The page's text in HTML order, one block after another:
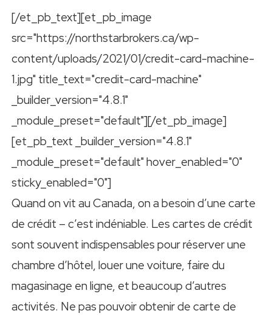
[/et_pb_text][et_pb_image
src="https://northstarbrokers.ca/wp-
content/uploads/2021/01/credit-card-machine-
1.jpg" title_text="credit-card-machine"
_builder_version="4.8.1"
_module_preset="default"][/et_pb_image]
[et_pb_text _builder_version="4.8.1"
_module_preset="default" hover_enabled="0"
sticky_enabled="0"]
Quand on vit au Canada, on a besoin d’une carte
de crédit – c’est indéniable. Les cartes de crédit
sont souvent indispensables pour réserver une
chambre d’hôtel, louer une voiture, faire du
magasinage en ligne, et beaucoup d’autres
activités. Ne pas pouvoir obtenir de carte de